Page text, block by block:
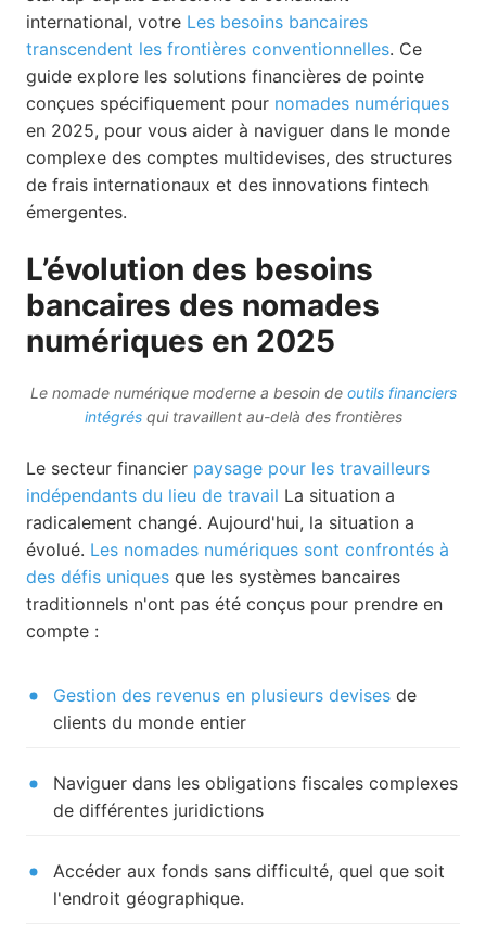
international, votre Les besoins bancaires
transcendent les frontières conventionnelles. Ce
guide explore les solutions financières de pointe
conçues spécifiquement pour nomades numériques
en 2025, pour vous aider à naviguer dans le monde
complexe des comptes multidevises, des structures
de frais internationaux et des innovations fintech
émergentes.
L’évolution des besoins
bancaires des nomades
numériques en 2025
Le nomade numérique moderne a besoin de outils financiers
intégrésqui travaillent au-delà des frontières
Le secteur financier paysage pour les travailleurs
indépendants du lieu de travail La situation a
radicalement changé. Aujourd'hui, la situation a
évolué. Les nomades numériques sont confrontés à
des défis uniques que les systèmes bancaires
traditionnels n'ont pas été conçus pour prendre en
compte :
Gestion des revenus en plusieurs devises de
clients du monde entier
Naviguer dans les obligations fiscales complexes
de différentes juridictions
Accéder aux fonds sans difficulté, quel que soit
l'endroit géographique.